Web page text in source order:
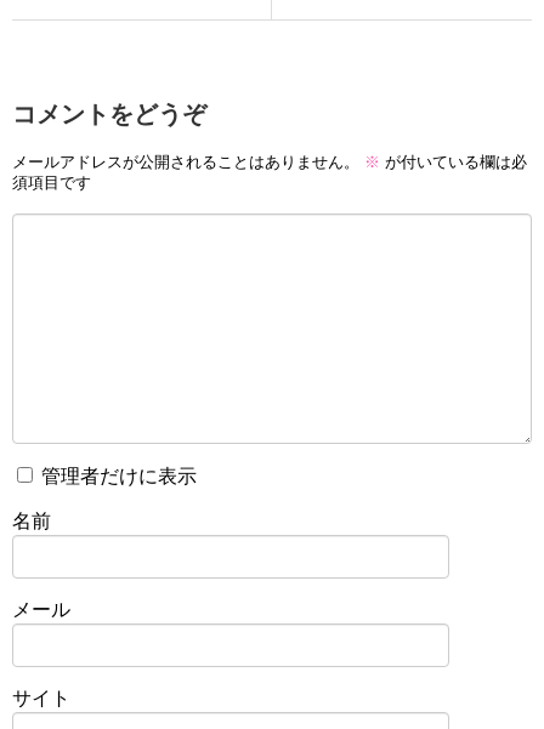
コメントをどうぞ
メールアドレスが公開されることはありません。 ※ が付いている欄は必
須項目です
管理者だけに表示
名前
メール
サイト